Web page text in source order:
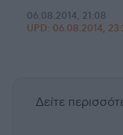
06.08.2014, 21:08
UPD: 06.08.2014,
Δείτε